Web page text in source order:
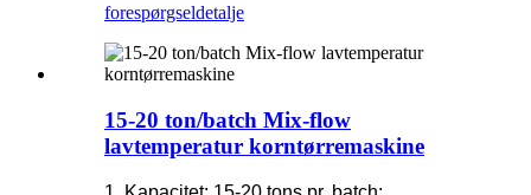
forespørgseldetalje
15-20 ton/batch Mix-flow
lavtemperatur korntørremaskine